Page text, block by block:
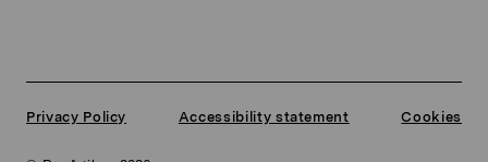
Privacy Policy Accessibility statement Cookies